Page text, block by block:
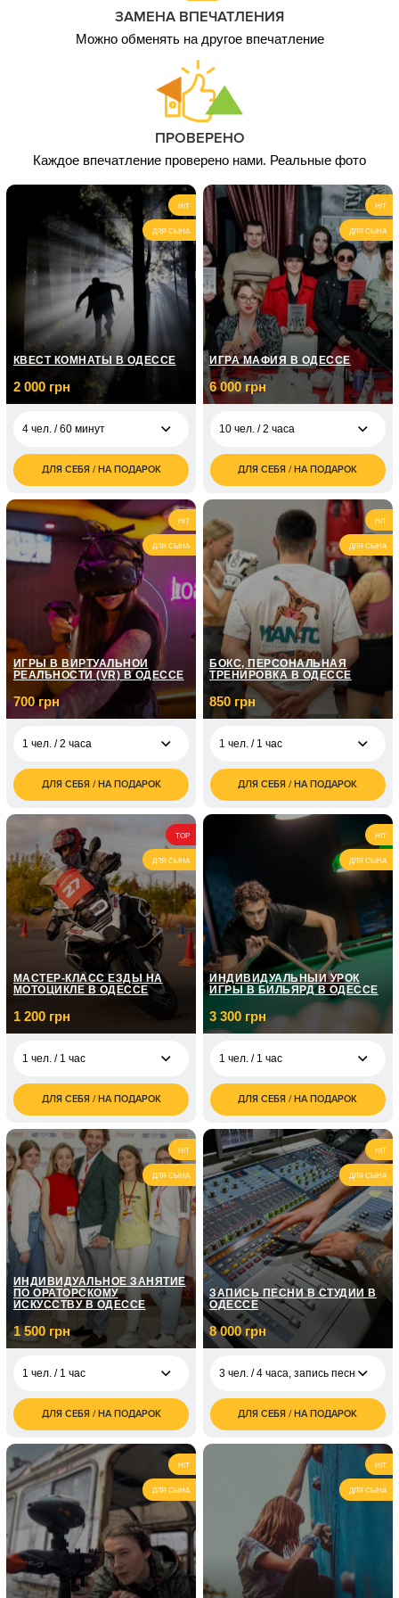
1 чел. / 4
роспись
Кукла-Малышка
ЗАМЕНА ВПЕЧАТЛЕНИЯ
Можно обменять на другое впечатление
ПРОВЕРЕНО
Каждое впечатление проверено нами. Реальные фото
HIT
ДЛЯ СЫНА
КВЕСТ КОМНАТЫ В ОДЕССЕ
2 000 грн
4 чел. / 60 минут
2 000
грн
ДЛЯ СЕБЯ / НА ПОДАРОК
HIT
ДЛЯ СЫНА
ИГРА МАФИЯ В ОДЕССЕ
6 000 грн
10 чел. / 2 часа
6 000
грн
ДЛЯ СЕБЯ / НА ПОДАРОК
HIT
ДЛЯ СЫНА
ИГРЫ В ВИРТУАЛЬНОЙ
РЕАЛЬНОСТИ (VR) В ОДЕССЕ
700 грн
1 чел. / 2 часа
грн
2 чел. / 1 час для
двоих
700
грн
4 чел. / 1 час для
четырех
1 400
грн
ДЛЯ СЕБЯ / НА ПОДАРОК
HIT
ДЛЯ СЫНА
БОКС, ПЕРСОНАЛЬНАЯ
ТРЕНИРОВКА В ОДЕССЕ
850 грн
1 чел. / 1 час
грн
1 700
грн
ДЛЯ СЕБЯ / НА ПОДАРОК
TOP
ДЛЯ СЫНА
МАСТЕР-КЛАСС ЕЗДЫ НА
МОТОЦИКЛЕ В ОДЕССЕ
1 200 грн
1 чел. / 1 час
1 200
грн
1 чел. / 9 уроков
9 000
грн
ДЛЯ СЕБЯ / НА ПОДАРОК
HIT
ДЛЯ СЫНА
ИНДИВИДУАЛЬНЫЙ УРОК
ИГРЫ В БИЛЬЯРД В ОДЕССЕ
3 300 грн
1 чел. / 1 час
3 300
грн
2 чел. / 1,5 часа
4 300
грн
ДЛЯ СЕБЯ / НА ПОДАРОК
HIT
ДЛЯ СЫНА
ИНДИВИДУАЛЬНОЕ ЗАНЯТИЕ
ПО ОРАТОРСКОМУ
ИСКУССТВУ В ОДЕССЕ
1 500 грн
1 чел. / 1 час
1 500
грн
1 чел. / абонемент на
месяц занятий
3 000
грн
ДЛЯ СЕБЯ / НА ПОДАРОК
HIT
ДЛЯ СЫНА
ЗАПИСЬ ПЕСНИ В СТУДИИ В
ОДЕССЕ
8 000 грн
3 чел. / 4 часа, запись песни
3 чел. / 4 часа, запись
песни
грн
1 чел. / 5 рабочих
дней, написание
грн
ДЛЯ СЕБЯ / НА ПОДАРОК
HIT
ДЛЯ СЫНА
HIT
ДЛЯ СЫНА